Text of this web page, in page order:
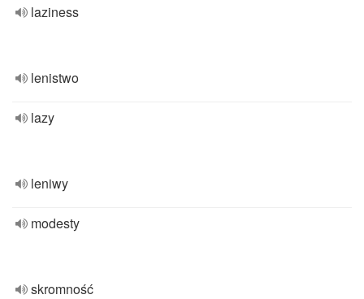
laziness
lenistwo
lazy
leniwy
modesty
skromność